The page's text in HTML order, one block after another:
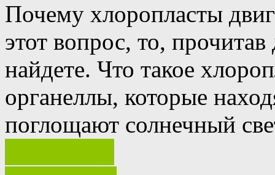
Почему хлоропласты
этот вопрос, то,
найдете. Что такое
органеллы, которые
поглощают солнечный